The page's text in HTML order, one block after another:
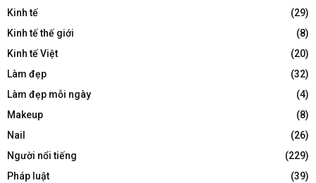
Kinh tế
(29)
Kinh tế thế giới
(8)
Kinh tế Việt
(20)
Làm đẹp
(32)
Làm đẹp mỗi ngày
(4)
Makeup
(8)
Nail
(26)
Người nổi tiếng
(229)
Pháp luật
(39)